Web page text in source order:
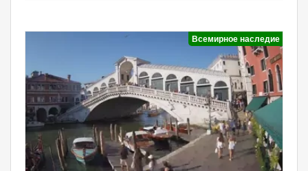
Всемирное наследие